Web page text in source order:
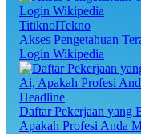
TitiknolTekno
Akses Pengetahuan
Login Wikipedia
Headline
Daftar Pekerjaan yang
Apakah Profesi Anda